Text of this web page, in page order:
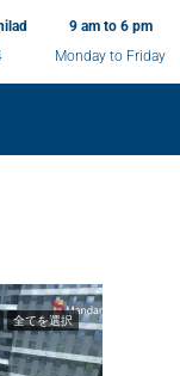
9 am to 6 pm
Monday to Friday
全てを選択